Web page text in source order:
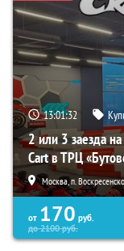
13:01:31
2 или 3 заезда
Cart в ТРЦ
Москва, п.
от 170 руб.
до2100руб.